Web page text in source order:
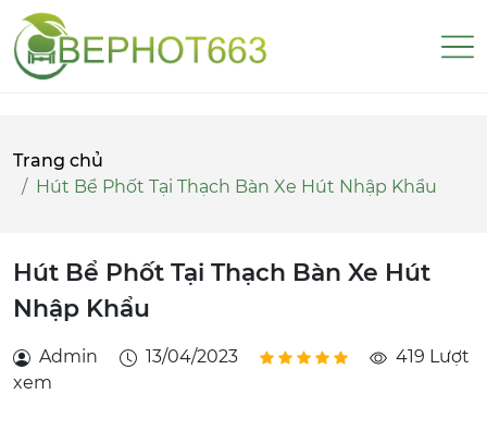
Trang chủ
Hút Bể Phốt Tại Thạch Bàn Xe Hút Nhập Khẩu
Hút Bể Phốt Tại Thạch Bàn Xe Hút
Nhập Khẩu
Admin 13/04/2023
419 Lượt
xem